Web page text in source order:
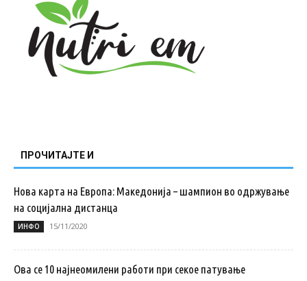
ПРОЧИТАЈТЕ И
Нова карта на Европа: Македонија – шампион во одржување
на социјална дистанца
ИНФО 15/11/2020
Ова се 10 најнеомилени работи при секое патување